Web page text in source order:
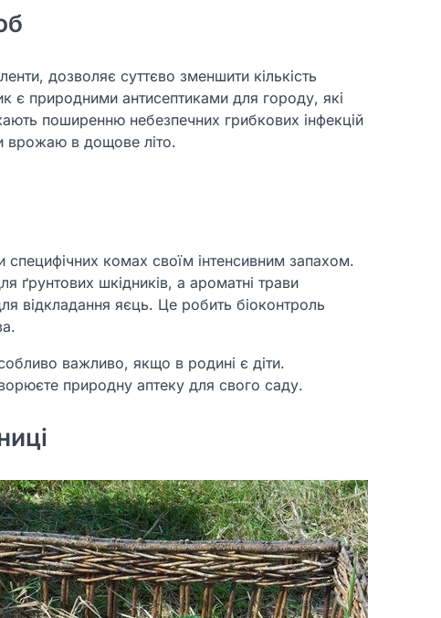
дозволяє суттєво зменшити кількість
є природними антисептиками для городу, які
поширенню небезпечних грибкових інфекцій
врожаю в дощове літо.
специфічних комах своїм інтенсивним запахом.
ґрунтових шкідників, а ароматні трави
відкладання яєць. Це робить біоконтроль
важливо, якщо в родині є діти.
природну аптеку для свого саду.